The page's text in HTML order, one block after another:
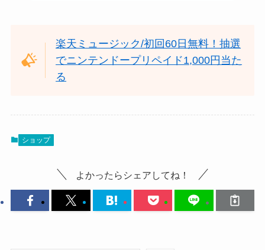
楽天ミュージック/初回60日無料！抽選
でニンテンドープリペイド1,000円当た
る
ショップ
よかったらシェアしてね！